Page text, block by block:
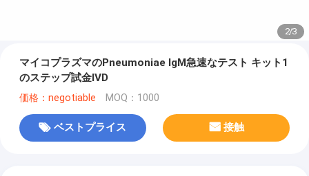
2/3
マイコプラズマのPneumoniae IgM急速なテスト キット1
のステップ試金IVD
価格：negotiable MOQ：1000
ベストプライス 接触